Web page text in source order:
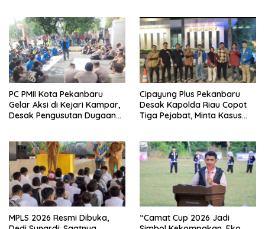
PC PMII Kota Pekanbaru
Gelar Aksi di Kejari Kampar,
Desak Pengusutan Dugaan
Cipayung Plus Pekanbaru
Desak Kapolda Riau Copot
Tiga Pejabat, Minta Kasus
MPLS 2026 Resmi Dibuka,
“Camat Cup 2026 Jadi